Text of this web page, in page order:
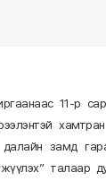
11-р
замд
талаар